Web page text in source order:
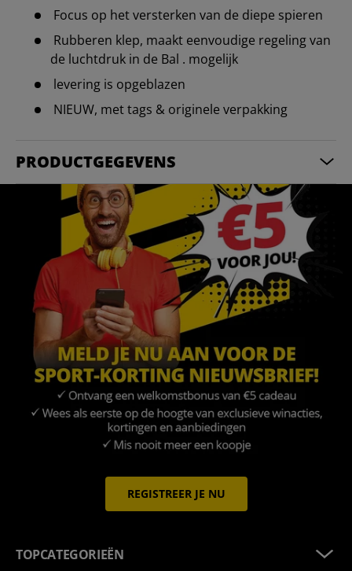
Focus op het versterken van de diepe spieren
Rubberen klep, maakt eenvoudige regeling van
de luchtdruk in de Bal . mogelijk
levering is opgeblazen
NIEUW, met tags & originele verpakking
PRODUCTGEGEVENS
REGISTREER JE NU
TOPCATEGORIEËN